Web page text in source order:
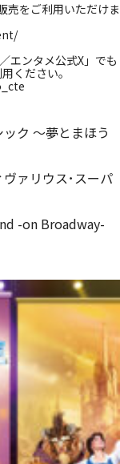
売をご利用いただけま
エンタメ公式X」でも
ください。
ク ～夢とまほう
ヴァリウス･スーパ
-on Broadway-